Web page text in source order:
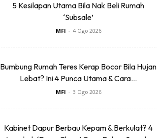
5 Kesilapan Utama Bila Nak Beli Rumah
‘Subsale’
MFI - 4 Ogo 2026
Bumbung Rumah Teres Kerap Bocor Bila Hujan
Lebat? Ini 4 Punca Utama & Cara...
MFI - 3 Ogo 2026
Kabinet Dapur Berbau Kepam & Berkulat? 4